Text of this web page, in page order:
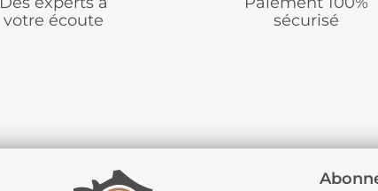
votre écoute
sécurisé